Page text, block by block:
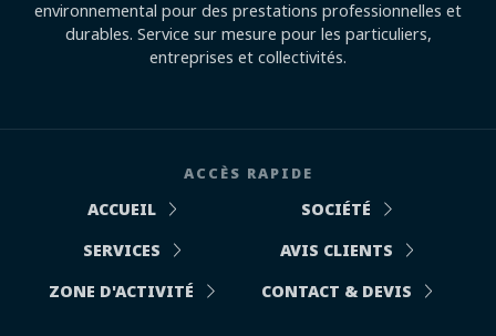
environnemental pour des prestations professionnelles et
durables. Service sur mesure pour les particuliers,
entreprises et collectivités.
ACCÈS RAPIDE
ACCUEIL
SOCIÉTÉ
SERVICES
AVIS CLIENTS
ZONE D'ACTIVITÉ
CONTACT & DEVIS